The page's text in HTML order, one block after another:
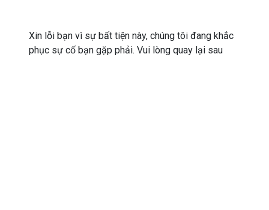
Xin lỗi bạn vì sự bất tiện này, chúng tôi đang khắc
phục sự cố bạn gặp phải. Vui lòng quay lại sau